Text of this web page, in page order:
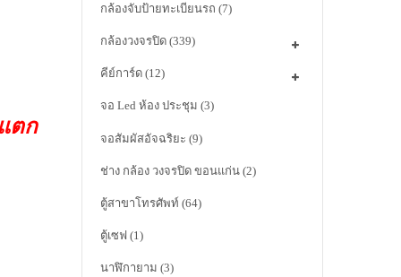
ตก
กล้องจับป้ายทะเบียนรถ (7)
กล้องวงจรปิด (339)
คีย์การ์ด (12)
จอ Led ห้อง ประชุม (3)
จอสัมผัสอัจฉริยะ (9)
ช่าง กล้อง วงจรปิด ขอนแก่น (2)
ตู้สาขาโทรศัพท์ (64)
ตู้เซฟ (1)
นาฬิกายาม (3)